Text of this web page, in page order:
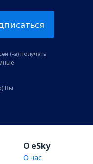
(-а) получать
Вы
O eSky
О нас